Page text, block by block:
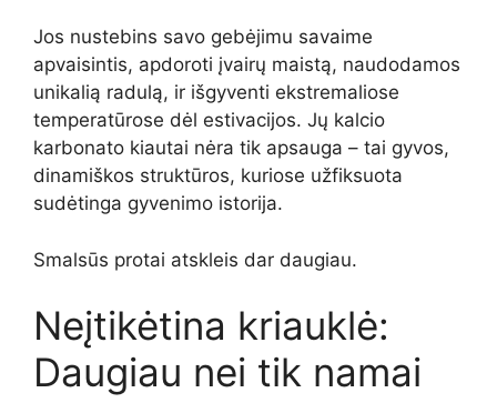
Jos nustebins savo gebėjimu savaime
apvaisintis, apdoroti įvairų maistą, naudodamos
unikalią radulą, ir išgyventi ekstremaliose
temperatūrose dėl estivacijos. Jų kalcio
karbonato kiautai nėra tik apsauga – tai gyvos,
dinamiškos struktūros, kuriose užfiksuota
sudėtinga gyvenimo istorija.
Smalsūs protai atskleis dar daugiau.
Neįtikėtina kriauklė:
Daugiau nei tik namai